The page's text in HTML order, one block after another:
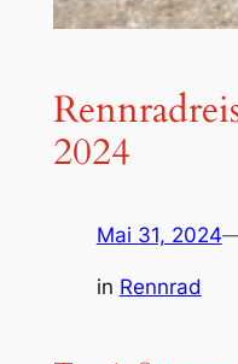
2024
Mai 31, 2024
in Rennrad